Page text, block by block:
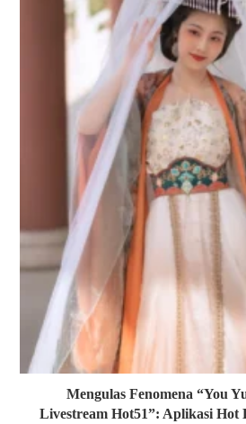
Mengulas Fenomena “You
Livestream Hot51”: Aplikasi Hot